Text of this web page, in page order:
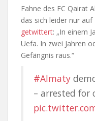
Fahne des FC Qairat
das sich leider nur auf
getwittert: „In einem
Uefa. In zwei Jahren
Gefängnis raus.“
#Almaty
– arrested for